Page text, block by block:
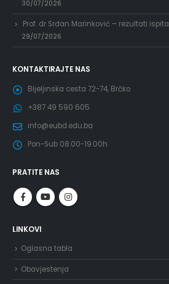
30/07/2026
Prof. dr Srđan Marinković – rezultati ispita
29/07/2026
KONTAKTIRAJTE NAS
Bijeljinska cesta 72-74, Brčko
+387 49 590 605
info@eubd.edu.ba
Pon-Sub 08.00-19.00h
PRATITE NAS
LINKOVI
Oglasna tabla
Obavjestenja